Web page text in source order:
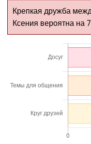
Крепкая дружба
Ксения вероятна на